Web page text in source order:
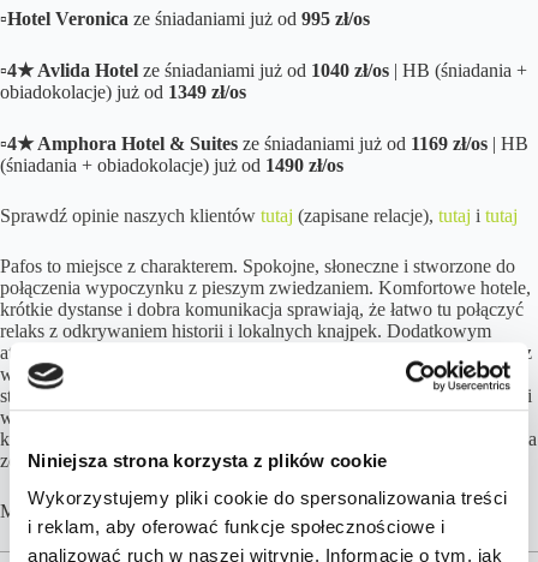
Niniejsza strona korzysta z plików cookie
Wykorzystujemy pliki cookie do spersonalizowania treści
i reklam, aby oferować funkcje społecznościowe i
analizować ruch w naszej witrynie. Informacje o tym, jak
▫️Hotel Veronica ze śniadaniami już od 995 zł/os
▫️4★ Avlida Hotel ze śniadaniami już od 1040 zł/os | HB (śniadania +
obiadokolacje) już od 1349 zł/os
▫️4★ Amphora Hotel & Suites ze śniadaniami już od 1169 zł/os | HB
(śniadania + obiadokolacje) już od 1490 zł/os
Sprawdź opinie naszych klientów tutaj (zapisane relacje), tutaj i tutaj
Pafos to miejsce z charakterem. Spokojne, słoneczne i stworzone do
połączenia wypoczynku z pieszym zwiedzaniem. Komfortowe hotele,
krótkie dystanse i dobra komunikacja sprawiają, że łatwo tu połączyć
relaks z odkrywaniem historii i lokalnych knajpek. Dodatkowym
atutem mogą być kameralna atmosfera, nadmorskie spacery i kolacje z
widokiem na morze. Wykorzystaj spokojny pobyt z czasem na
starożytne mozaiki, port, stare miasto i wycieczki po zachodniej części
wyspy, ale bez presji realizowania listy atrakcji. To zimowe wakacje,
które dają reset głowy, trochę kultury, trochę morza i poczucie, że zima
została daleko w tyle.
Masz pytania? –skontaktuj się z nami.